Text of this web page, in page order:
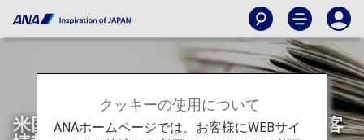
米国行き路線における米国CDCへの旅客
クッキーの使用について
ANAホームページでは、お客様にWEBサイ